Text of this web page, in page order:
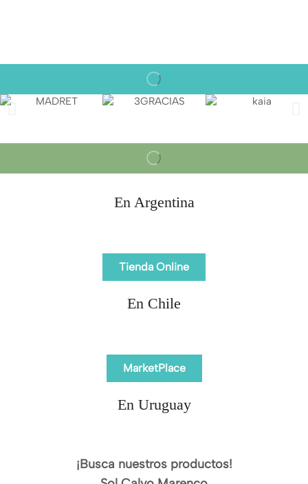
En Argentina
Tienda Online
En Chile
MarketPlace
En Uruguay
¡Busca nuestros productos!